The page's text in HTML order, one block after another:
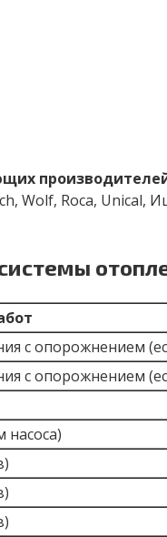
Wolf, Roca,
с опорожнением
с опорожнением
насоса)